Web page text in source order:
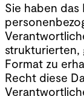
Sie haben
strukturierten,
Format zu
Recht diese